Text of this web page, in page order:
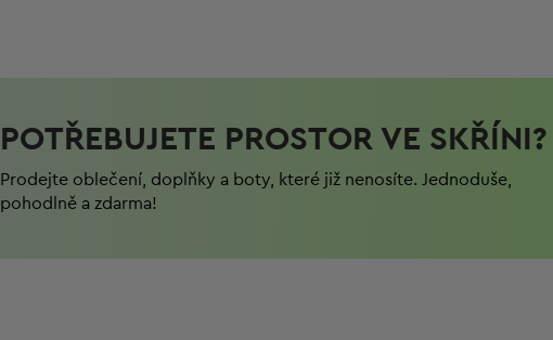
POTŘEBUJETE PROSTOR VE SKŘÍNI?
Prodejte oblečení, doplňky a boty, které již nenosíte. Jednoduše,
pohodlně a zdarma!